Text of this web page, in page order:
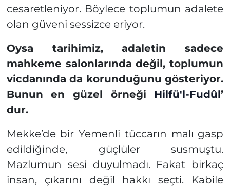
cesaretleniyor. Böylece toplumun adalete
olan güveni sessizce eriyor.
Oysa tarihimiz, adaletin sadece
mahkeme salonlarında değil, toplumun
vicdanında da korunduğunu gösteriyor.
Bunun en güzel örneği Hilfü'l-Fudûl’
dur.
Mekke’de bir Yemenli tüccarın malı gasp
edildiğinde, güçlüler susmuştu.
Mazlumun sesi duyulmadı. Fakat birkaç
insan, çıkarını değil hakkı seçti. Kabile